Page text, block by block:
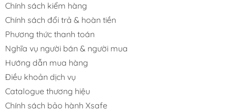
Chính sách kiểm hàng
Chính sách đổi trả & hoàn tiền
Phương thức thanh toán
Nghĩa vụ người bán & người mua
Hướng dẫn mua hàng
Điều khoản dịch vụ
Catalogue thương hiệu
Chính sách bảo hành Xsafe